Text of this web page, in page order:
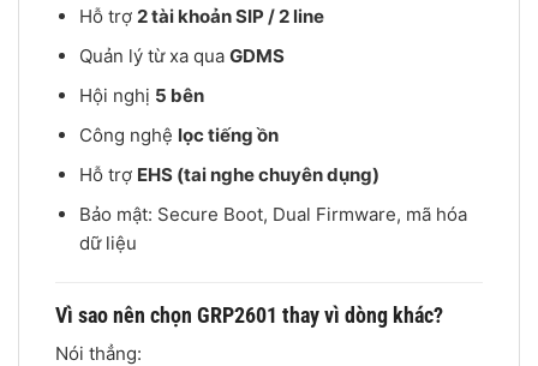
Hỗ trợ 2 tài khoản SIP / 2 line
Quản lý từ xa qua GDMS
Hội nghị 5 bên
Công nghệ lọc tiếng ồn
Hỗ trợ EHS (tai nghe chuyên dụng)
Bảo mật: Secure Boot, Dual Firmware, mã hóa
dữ liệu
Vì sao nên chọn GRP2601 thay vì dòng khác?
Nói thẳng: